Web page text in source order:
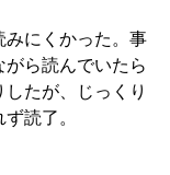
みにくかった。事
ら読んでいたら
たが、じっくり
読了。